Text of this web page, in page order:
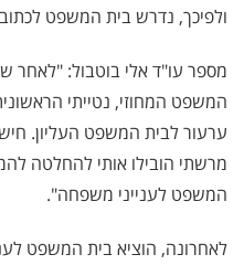
ולפיכך, נדרש בית המשפט
מספר עו"ד אלי בוטבול: "לאחר
המשפט המחוזי, נטייתי
ערעור לבית המשפט העליון.
מרשתי הובילו אותי להחלטה
המשפט לענייני משפחה"
.
לאחרונה, הוציא בית המשפט